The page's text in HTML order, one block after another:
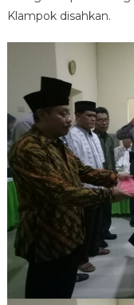
Klampok disahkan.